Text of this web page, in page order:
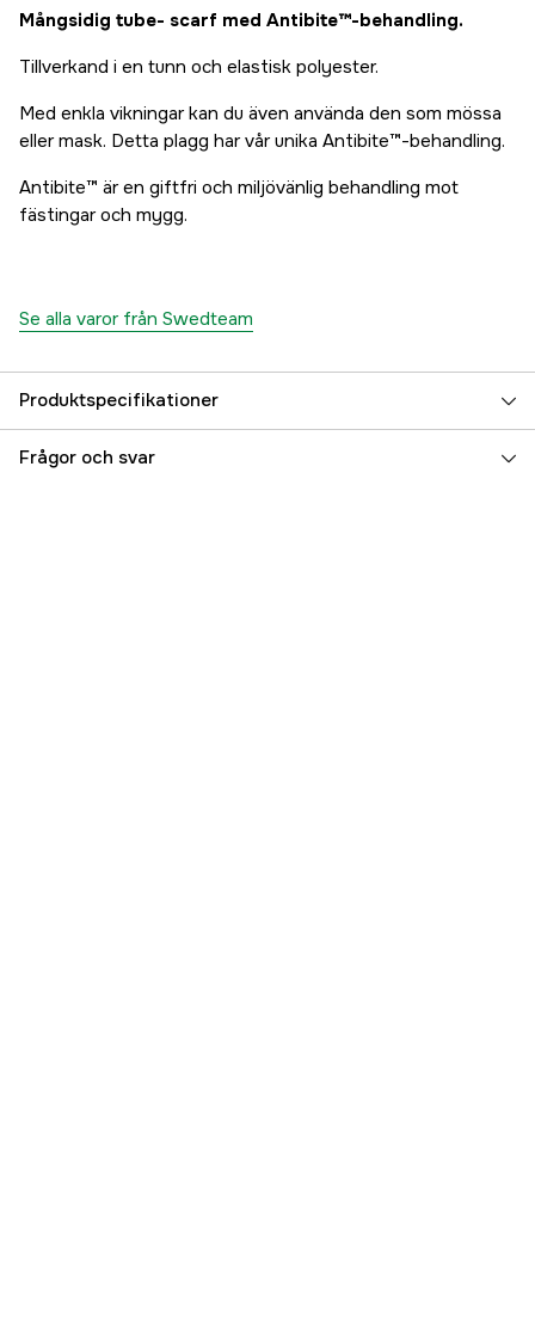
Mångsidig tube- scarf med Antibite™-behandling.
Tillverkand i en tunn och elastisk polyester.
Med enkla vikningar kan du även använda den som mössa
eller mask. Detta plagg har vår unika Antibite™-behandling.
Antibite™ är en giftfri och miljövänlig behandling mot
fästingar och mygg.
Se alla varor från Swedteam
Produktspecifikationer
Size Onesize
Frågor och svar